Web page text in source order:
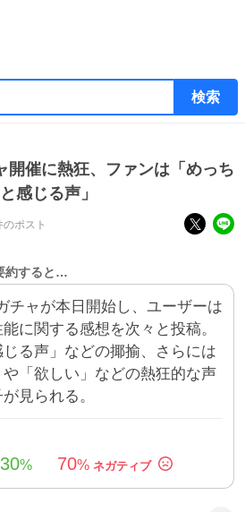
検索
開催に熱狂、ファンは「めっち
感じる声」
のポスト
約すると…
チャが本日開始し、ユーザーは
に関する感想を次々と投稿。
る声」などの揶揄、さらには
や「欲しい」などの熱狂的な声
見られる。
30% 70%